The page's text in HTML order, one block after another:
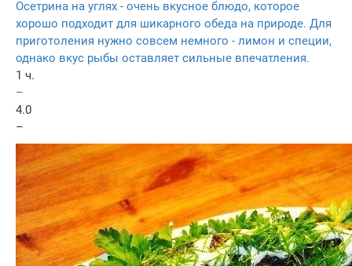
Осетрина на углях - очень вкусное блюдо, которое
хорошо подходит для шикарного обеда на природе. Для
приготоления нужно совсем немного - лимон и специи,
однако вкус рыбы оставляет сильные впечатления.
1 ч.
–
4.0
–